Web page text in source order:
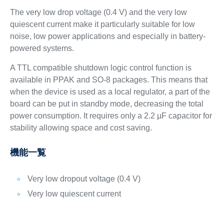
The very low drop voltage (0.4 V) and the very low
quiescent current make it particularly suitable for low
noise, low power applications and especially in battery-
powered systems.
A TTL compatible shutdown logic control function is
available in PPAK and SO-8 packages. This means that
when the device is used as a local regulator, a part of the
board can be put in standby mode, decreasing the total
power consumption. It requires only a 2.2 µF capacitor for
stability allowing space and cost saving.
機能一覧
Very low dropout voltage (0.4 V)
Very low quiescent current